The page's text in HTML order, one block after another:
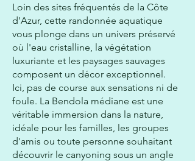
Loin des sites fréquentés de la Côte
d'Azur, cette randonnée aquatique
vous plonge dans un univers préservé
où l'eau cristalline, la végétation
luxuriante et les paysages sauvages
composent un décor exceptionnel.
Ici, pas de course aux sensations ni de
foule. La Bendola médiane est une
véritable immersion dans la nature,
idéale pour les familles, les groupes
d'amis ou toute personne souhaitant
découvrir le canyoning sous un angle